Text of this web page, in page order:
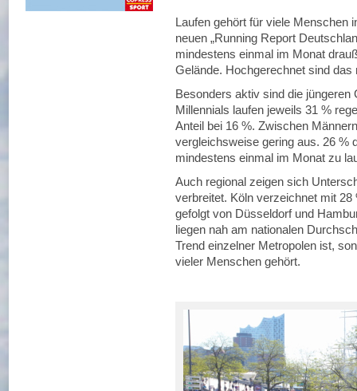
Laufen gehört für viele Menschen
neuen „Running Report
mindestens einmal im Monat
Gelände. Hochgerechnet sind
Besonders aktiv sind die jüngeren
Millennials laufen jeweils 31 %
Anteil bei 16 %. Zwischen
vergleichsweise gering aus. 26 %
mindestens einmal im Monat zu
Auch regional zeigen sich
verbreitet. Köln verzeichnet mit
gefolgt von Düsseldorf und
liegen nah am nationalen
Trend einzelner Metropolen ist,
vieler Menschen gehört.